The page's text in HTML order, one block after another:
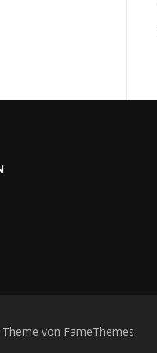
Theme von FameThemes